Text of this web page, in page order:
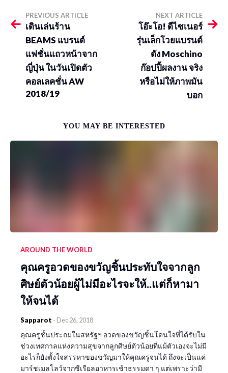
PREVIOUS ARTICLE
เดินเล่นร้าน
BEAMS แบรนด์
แฟชั่นแถวหน้าจาก
ญี่ปุ่น ในวันเปิดตัว
คอลเลคชั่น AW
2018/19
NEXT ARTICLE
โอ๊ะโอ! ดีไซเนอร์
รุ่นเล็กโวยแบรนด์
ดัง Moschino
ก๊อปปี้ผลงาน จริง
หรือไม่ให้ภาพมัน
บอก
YOU MAY BE INTERESTED
AROUND THE WORLD
คุณครูอวดของขวัญชิ้นประทับใจจากลูก
ศิษย์ตัวน้อยผู้ไม่มีอะไรจะให้..แต่ก็หามา
ให้จนได้
Sapparot - Dec 26, 2018
คุณครูชั้นประถมในสหรัฐฯ อวดของขวัญชิ้นโดนใจที่ได้รับใน
ช่วงเทศกาลแห่งความสุขจากลูกศิษย์ตัวน้อยที่แม้ตัวเองจะไม่มี
อะไรก็ยังตั้งใจสรรหาของขวัญมาให้คุณครูจนได้ ถึงจะเป็นแค่
มาร์ชเมลโลว์จากซีเรียลอาหารเช้าธรรมดา ๆ แต่เพราะว่ามี